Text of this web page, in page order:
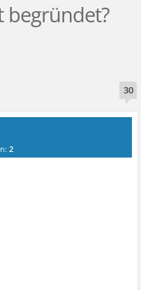
begründet?
30
2